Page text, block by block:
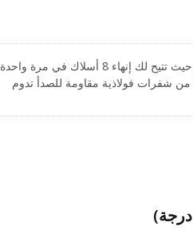
أداة إنهاء كابل كاينستون بزاوية 90 درجة CRXCabling هي منتج رائع حيث تتيح لك إنهاء 8 أسلاك في مرة واحدة
من شفرات فولاذية مقاومة للصدأ تدوم
جاكات الكيستون من نوع 110 من CRXCabling بزاوية 90 درجة من UTP Cat.6 و Cat.5E (A04-60UA1008،